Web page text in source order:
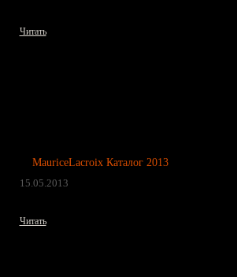
Читать
MauriceLacroix Каталог 2013
15.05.2013
Читать